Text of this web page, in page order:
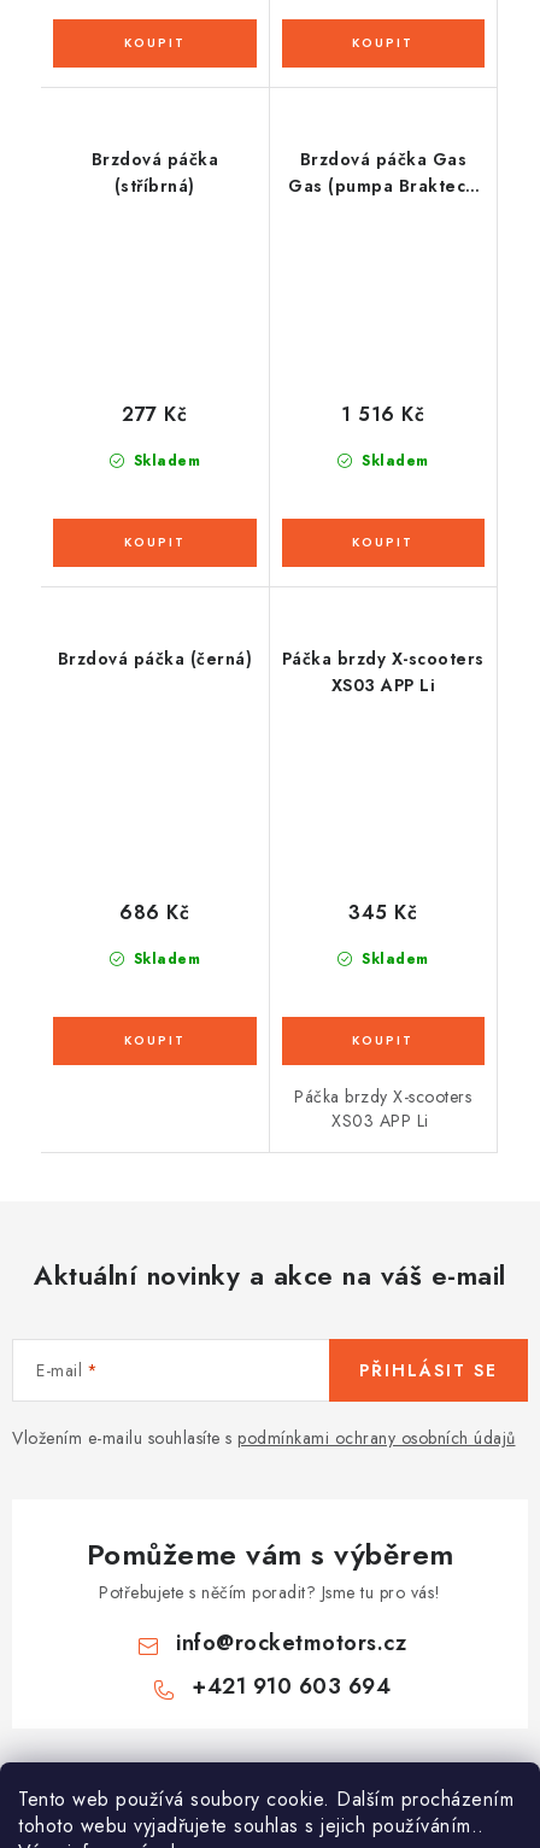
Tento web používá soubory cookie. Dalším procházením
tohoto webu vyjadřujete souhlas s jejich používáním..
Brzdová páčka
(stříbrná)
Skladem
277 Kč
Brzdová páčka Gas
Gas (pumpa Braktec),
Skladem
1 516 Kč
Brzdová páčka (černá)
Skladem
686 Kč
Páčka brzdy X-scooters
XS03 APP Li
Skladem
345 Kč
Páčka brzdy X-scooters
XS03 APP Li
Aktuální novinky a akce na váš e-mail
E-mail
Vložením e-mailu souhlasíte s podmínkami ochrany osobních údajů
PŘIHLÁSIT SE
Pomůžeme vám s výběrem
Potřebujete s něčím poradit? Jsme tu pro vás!
info@rocketmotors.cz
+421 910 603 694
Z
á
Najdete nás